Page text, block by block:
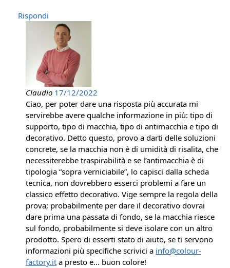
Rispondi
Claudio 17/12/2022
Ciao, per poter dare una risposta più accurata mi
servirebbe avere qualche informazione in più: tipo di
supporto, tipo di macchia, tipo di antimacchia e tipo di
decorativo. Detto questo, provo a darti delle soluzioni
concrete, se la macchia non è di umidità di risalita, che
necessiterebbe traspirabilità e se l’antimacchia è di
tipologia “sopra verniciabile”, lo capisci dalla scheda
tecnica, non dovrebbero esserci problemi a fare un
classico effetto decorativo. Vige sempre la regola della
prova; probabilmente per dare il decorativo dovrai
dare prima una passata di fondo, se la macchia riesce
sul fondo, probabilmente si deve isolare con un altro
prodotto. Spero di esserti stato di aiuto, se ti servono
informazioni più specifiche scrivici a info@colour-
factory.it a presto e… buon colore!